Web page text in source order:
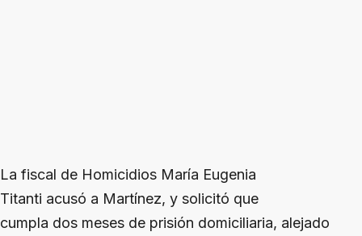
La fiscal de Homicidios María Eugenia
Titanti acusó a Martínez, y solicitó que
cumpla dos meses de prisión domiciliaria, alejado